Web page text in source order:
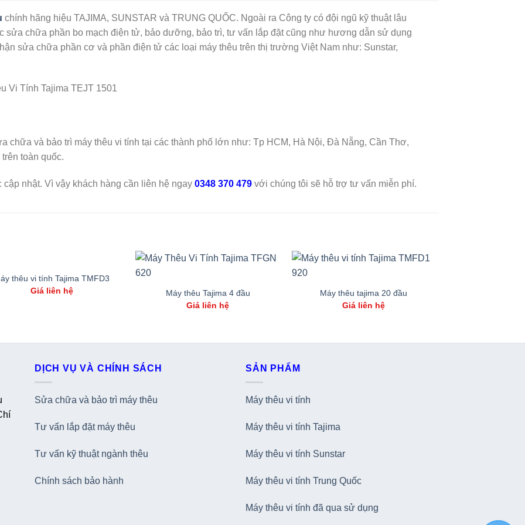
chính hãng hiệu TAJIMA, SUNSTAR và TRUNG QUỐC. Ngoài ra Công ty có đội ngũ kỹ thuật lâu
sửa chữa phần bo mạch điện tử, bảo dưỡng, bảo trì, tư vấn lắp đặt cũng như hương dẫn sử dụng
sửa chữa phần cơ và phần điện tử các loại máy thêu trên thị trường Việt Nam như: Sunstar,
chữa và bảo trì máy thêu vi tính tại các thành phố lớn như: Tp HCM, Hà Nội, Đà Nẵng, Cần Thơ,
toàn quốc.
nhật. Vì vậy khách hàng cần liên hệ ngay 0348 370 479với chúng tôi sẽ hỗ trợ tư vấn miễn phí.
thêu vi tính Tajima TMFD3
Giá liên hệ
Máy thêu Tajima 4 đầu
Giá liên hệ
Máy thêu tajima 20 đầu
Giá liên hệ
DỊCH VỤ VÀ CHÍNH SÁCH
Sửa chữa và bảo trì máy thêu
Tư vấn lắp đặt máy thêu
Tư vấn kỹ thuật ngành thêu
Chính sách bảo hành
SẢN PHẨM
Máy thêu vi tính
Máy thêu vi tính Tajima
Máy thêu vi tính Sunstar
Máy thêu vi tính Trung Quốc
Máy thêu vi tính đã qua sử dụng